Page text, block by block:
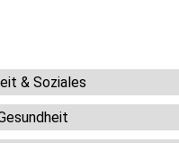
& Soziales